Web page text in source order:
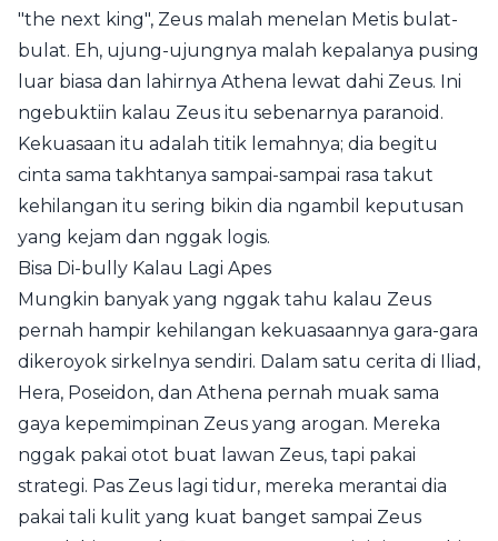
"the next king", Zeus malah menelan Metis bulat-
bulat. Eh, ujung-ujungnya malah kepalanya pusing
luar biasa dan lahirnya Athena lewat dahi Zeus. Ini
ngebuktiin kalau Zeus itu sebenarnya paranoid.
Kekuasaan itu adalah titik lemahnya; dia begitu
cinta sama takhtanya sampai-sampai rasa takut
kehilangan itu sering bikin dia ngambil keputusan
yang kejam dan nggak logis.
Bisa Di-bully Kalau Lagi Apes
Mungkin banyak yang nggak tahu kalau Zeus
pernah hampir kehilangan kekuasaannya gara-gara
dikeroyok sirkelnya sendiri. Dalam satu cerita di Iliad,
Hera, Poseidon, dan Athena pernah muak sama
gaya kepemimpinan Zeus yang arogan. Mereka
nggak pakai otot buat lawan Zeus, tapi pakai
strategi. Pas Zeus lagi tidur, mereka merantai dia
pakai tali kulit yang kuat banget sampai Zeus